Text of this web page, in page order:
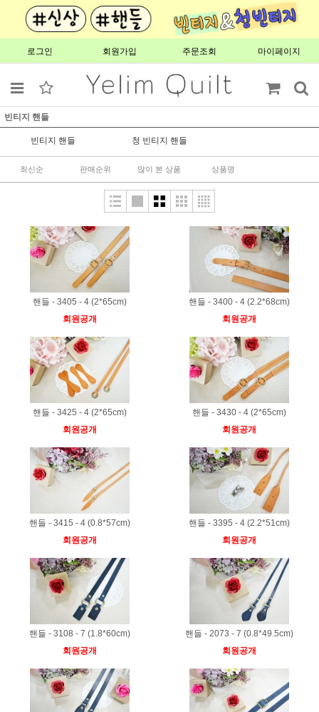
로그인 회원가입 주문조회 마이페이지
빈티지 핸들
빈티지 핸들 청 빈티지 핸들
최신순 판매순위 많이 본 상품 상품명
핸들 - 3405 - 4 (2*65cm)
회원공개
핸들 - 3400 - 4 (2.2*68cm)
회원공개
핸들 - 3425 - 4 (2*65cm)
회원공개
핸들 - 3430 - 4 (2*65cm)
회원공개
핸들 - 3415 - 4 (0.8*57cm)
회원공개
핸들 - 3395 - 4 (2.2*51cm)
회원공개
핸들 - 3108 - 7 (1.8*60cm)
회원공개
핸들 - 2073 - 7 (0.8*49.5cm)
회원공개